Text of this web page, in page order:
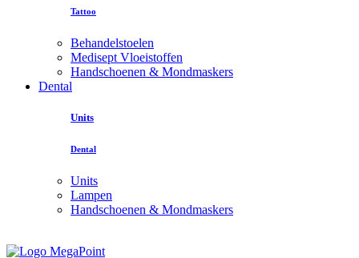
Tattoo
Behandelstoelen
Medisept Vloeistoffen
Handschoenen & Mondmaskers
Dental
Units
Dental
Units
Lampen
Handschoenen & Mondmaskers